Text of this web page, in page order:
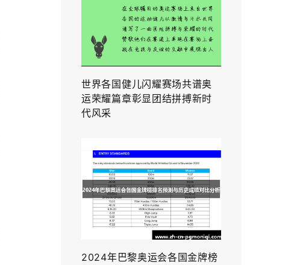
世界各国健儿闪耀赛场共谱奥
运荣耀篇章彰显团结拼搏新时
代风采
2024年巴黎奥运会各国金牌榜